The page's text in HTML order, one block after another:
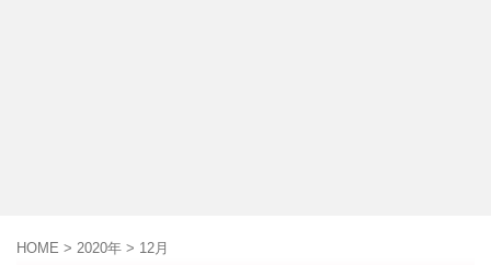
HOME > 2020年 > 12月